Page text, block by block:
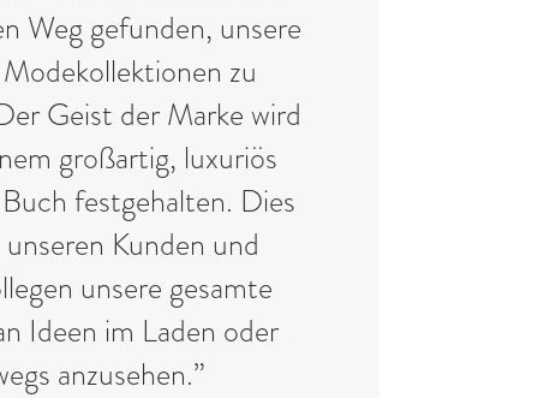
Weg gefunden, unsere
zu
Geist der Marke wird
großartig, luxuriös
festgehalten. Dies
Kunden und
unsere gesamte
Ideen im Laden oder
anzusehen.”